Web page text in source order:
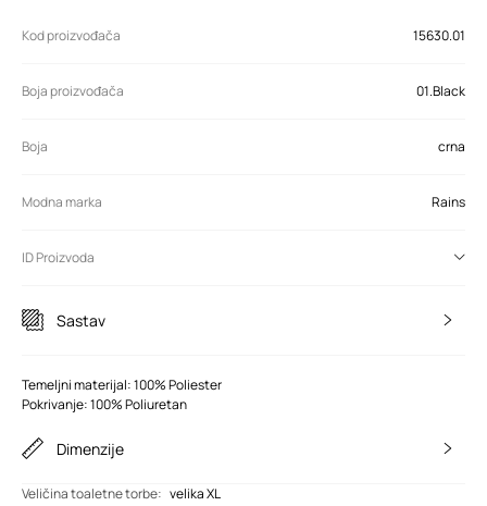
Kod proizvođača 15630.01
Boja proizvođača 01.Black
Boja crna
Modna marka Rains
ID Proizvoda
Sastav
Temeljni materijal: 100% Poliester
Pokrivanje: 100% Poliuretan
Dimenzije
Veličina toaletne torbe: velika XL